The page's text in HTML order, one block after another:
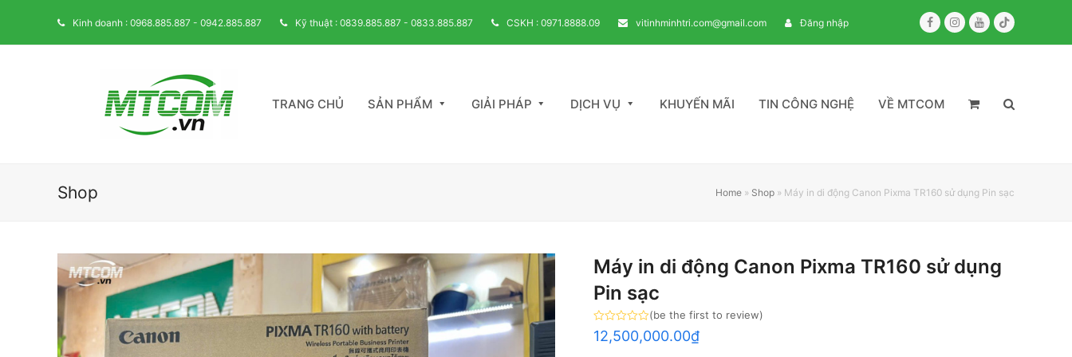
Kinh doanh : 0968.885.887 - 0942.885.887 Kỹ thuật : 0839.885.887 - 0833.885.887 CSKH : 0971.8888.09 vitinhminhtri.com@gmail.com Đăng nhập FacebookInstagram
YoutubeTiktok
TRANG CHỦ SẢN PHẨM GIẢI PHÁP DỊCH VỤ KHUYẾN MÃI TIN CÔNG NGHỆ VỀ MTCOM
Shop Home » Shop » Máy in di động Canon Pixma TR160 sử dụng Pin sạc
Máy in di động Canon Pixma TR160 sử dụng
Pin sạc
Rated
0
(be the first to review)
12,500,000.00₫